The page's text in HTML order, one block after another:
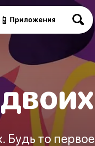
📱 Приложения
Будь то первое